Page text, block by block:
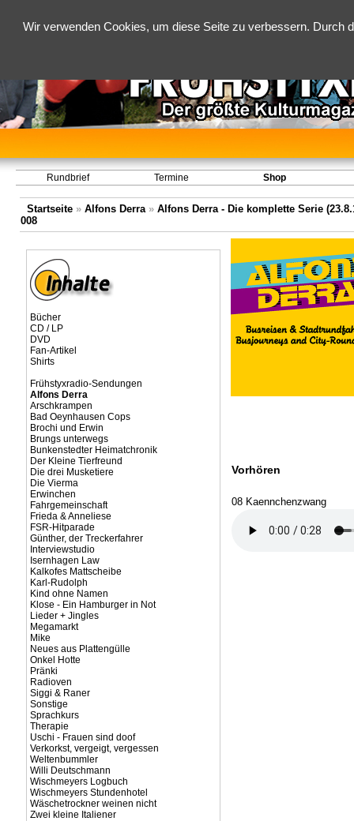
Wir verwenden Cookies, um diese Seite zu verbessern.
Rundbrief Termine Shop
Startseite» Alfons Derra» Alfons Derra - Die komplette Serie
008
Bücher
CD / LP
DVD
Fan-Artikel
Shirts
Frühstyxradio-Sendungen
Alfons Derra
Arschkrampen
Bad Oeynhausen Cops
Brochi und Erwin
Brungs unterwegs
Bunkenstedter Heimatchronik
Der Kleine Tierfreund
Die drei Musketiere
Die Vierma
Erwinchen
Fahrgemeinschaft
Frieda & Anneliese
FSR-Hitparade
Günther, der Treckerfahrer
Interviewstudio
Isernhagen Law
Kalkofes Mattscheibe
Karl-Rudolph
Kind ohne Namen
Klose - Ein Hamburger in Not
Lieder + Jingles
Megamarkt
Mike
Neues aus Plattengülle
Onkel Hotte
Pränki
Radioven
Siggi & Raner
Sonstige
Sprachkurs
Therapie
Uschi - Frauen sind doof
Verkorkst, vergeigt, vergessen
Weltenbummler
Willi Deutschmann
Wischmeyers Logbuch
Wischmeyers Stundenhotel
Wäschetrockner weinen nicht
Zwei kleine Italiener
Vorhören
08 Kaennchenzwang